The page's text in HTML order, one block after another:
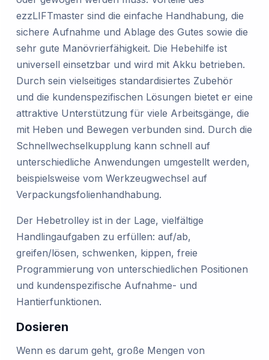
ezzLIFTmaster sind die einfache Handhabung, die
sichere Aufnahme und Ablage des Gutes sowie die
sehr gute Manövrierfähigkeit. Die Hebehilfe ist
universell einsetzbar und wird mit Akku betrieben.
Durch sein vielseitiges standardisiertes Zubehör
und die kundenspezifischen Lösungen bietet er eine
attraktive Unterstützung für viele Arbeitsgänge, die
mit Heben und Bewegen verbunden sind. Durch die
Schnellwechselkupplung kann schnell auf
unterschiedliche Anwendungen umgestellt werden,
beispielsweise vom Werkzeugwechsel auf
Verpackungsfolienhandhabung.
Der Hebetrolley ist in der Lage, vielfältige
Handlingaufgaben zu erfüllen: auf/ab,
greifen/lösen, schwenken, kippen, freie
Programmierung von unterschiedlichen Positionen
und kundenspezifische Aufnahme- und
Hantierfunktionen.
Dosieren
Wenn es darum geht, große Mengen von